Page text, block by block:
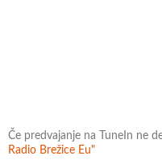
Če predvajanje na TuneIn ne
Radio Brežice Eu"